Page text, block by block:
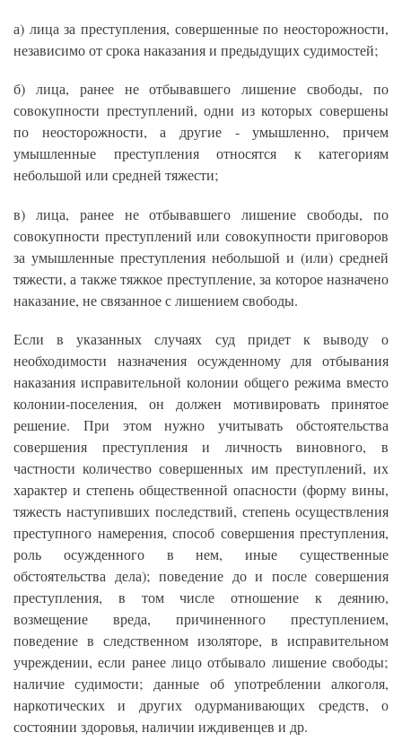
а) лица за преступления, совершенные по неосторожности,
независимо от срока наказания и предыдущих судимостей;
б) лица, ранее не отбывавшего лишение свободы, по
совокупности преступлений, одни из которых совершены
по неосторожности, а другие - умышленно, причем
умышленные преступления относятся к категориям
небольшой или средней тяжести;
в) лица, ранее не отбывавшего лишение свободы, по
совокупности преступлений или совокупности приговоров
за умышленные преступления небольшой и (или) средней
тяжести, а также тяжкое преступление, за которое назначено
наказание, не связанное с лишением свободы.
Если в указанных случаях суд придет к выводу о
необходимости назначения осужденному для отбывания
наказания исправительной колонии общего режима вместо
колонии-поселения, он должен мотивировать принятое
решение. При этом нужно учитывать обстоятельства
совершения преступления и личность виновного, в
частности количество совершенных им преступлений, их
характер и степень общественной опасности (форму вины,
тяжесть наступивших последствий, степень осуществления
преступного намерения, способ совершения преступления,
роль осужденного в нем, иные существенные
обстоятельства дела); поведение до и после совершения
преступления, в том числе отношение к деянию,
возмещение вреда, причиненного преступлением,
поведение в следственном изоляторе, в исправительном
учреждении, если ранее лицо отбывало лишение свободы;
наличие судимости; данные об употреблении алкоголя,
наркотических и других одурманивающих средств, о
состоянии здоровья, наличии иждивенцев и др.